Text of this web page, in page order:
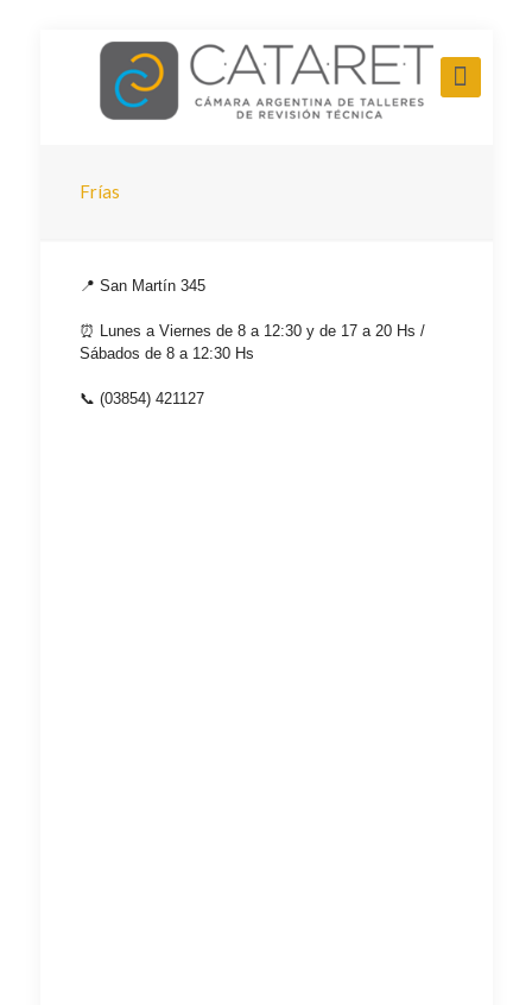
Frías
📍 San Martín 345
⏰ Lunes a Viernes de 8 a 12:30 y de 17 a 20 Hs /
Sábados de 8 a 12:30 Hs
📞 (03854) 421127